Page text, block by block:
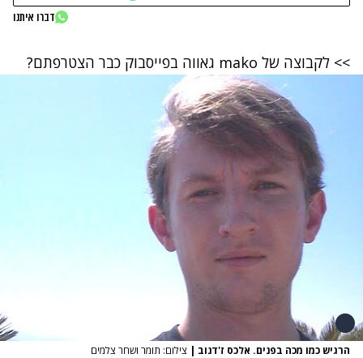
דברו איתנו
>> לקבוצה של mako גאווה בפייסבוק כבר הצטרפתם?
הרגיש כמו מכה בפנים. אלכס ז'דנוב | צילום: תומר ושחר צלמים